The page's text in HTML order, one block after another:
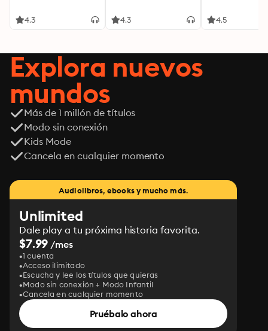
4.3 4.3 4.5
Explora nuevos
mundos
Más de 1 millón de títulos
Modo sin conexión
Kids Mode
Cancela en cualquier momento
Audiolibros, ebooks y mucho más.
Unlimited
Dale play a tu próxima historia favorita.
$7.99 /mes
1 cuenta
Acceso ilimitado
Escucha y lee los títulos que quieras
Modo sin conexión + Modo Infantil
Cancela en cualquier momento
Pruébalo ahora